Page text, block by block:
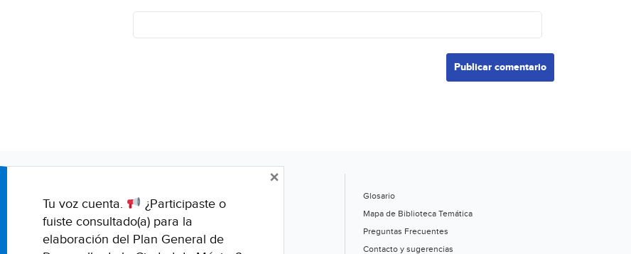
Glosario
Mapa de Biblioteca Temática
Preguntas Frecuentes
Contacto y sugerencias
Tu voz cuenta.
¿Participaste o
fuiste consultado(a) para la
elaboración del Plan General de
×